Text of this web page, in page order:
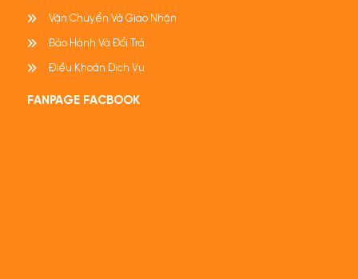
Vận Chuyển Và Giao Nhận
Bảo Hành Và Đổi Trả
Điều Khoản Dịch Vụ
FANPAGE FACBOOK